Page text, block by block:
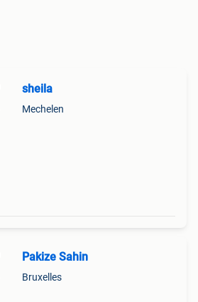
sheila
Mechelen
Pakize Sahin
Bruxelles